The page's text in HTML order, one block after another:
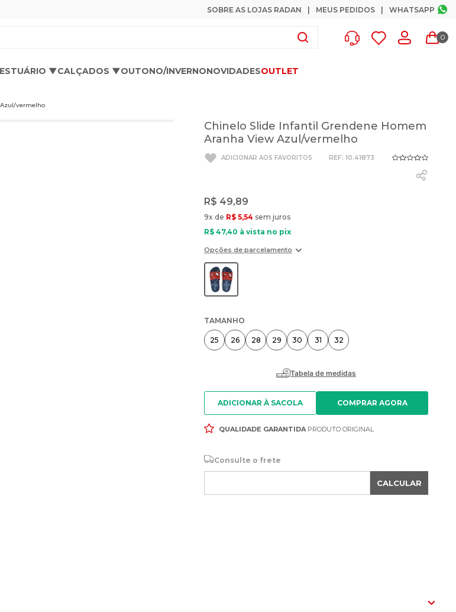
SOBRE AS LOJAS RADAN MEUS PEDIDOS WHATSAPP
0
▼CALÇADOS ▼OUTONO/INVERNONOVIDADESOUTLET
vermelho
Chinelo Slide Infantil Grendene Homem
Aranha View Azul/vermelho
: 10.41873
R$ 49,89
9x de R$ 5,54 sem juros
R$ 47,40 à vista no pix
Opções de parcelamento
TAMANHO
25 26 28 29 30 31 32
ADICIONAR À SACOLA
QUALIDADE GARANTIDAPRODUTO ORIGINAL
Consulte o frete
CALCULAR